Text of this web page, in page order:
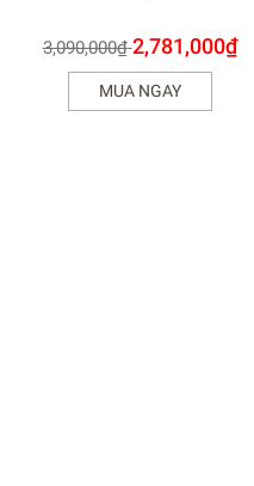
3,090,000₫ 2,781,000₫
MUA NGAY